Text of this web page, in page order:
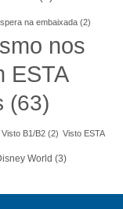
na embaixada (2)
nos
ESTA
(63)
Visto B1/B2 (2) Visto ESTA
World (3)